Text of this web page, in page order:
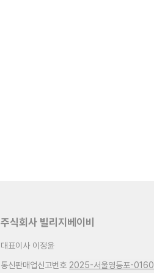
주식회사 빌리지베이비
대표이사 이정윤
통신판매업신고번호 2025-서울영등포-0160